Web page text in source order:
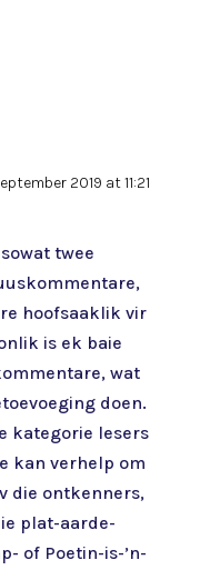
2019 at 11:21
twee
hoofsaaklik vir
is ek baie
wat
doen.
kategorie lesers
kan verhelp om
die ontkenners,
plat-aarde-
of Poetin-is-’n-